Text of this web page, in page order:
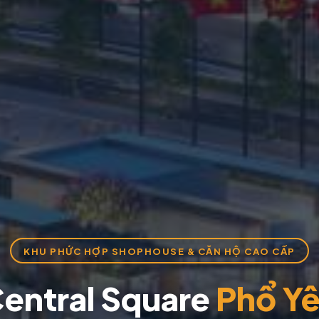
KHU PHỨC HỢP SHOPHOUSE & CĂN HỘ CAO CẤP
SquarePhổ